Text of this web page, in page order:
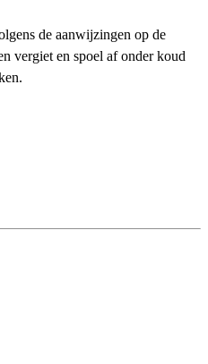
de aanwijzingen op de
vergiet en spoel af onder koud